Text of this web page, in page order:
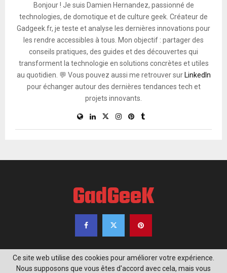
Bonjour ! Je suis Damien Hernandez, passionné de
technologies, de domotique et de culture geek. Créateur de
Gadgeek.fr, je teste et analyse les dernières innovations pour
les rendre accessibles à tous. Mon objectif : partager des
conseils pratiques, des guides et des découvertes qui
transforment la technologie en solutions concrètes et utiles
au quotidien. 💬 Vous pouvez aussi me retrouver surLinkedIn
pour échanger autour des dernières tendances tech et
projets innovants.
GadGeeK
Ce site web utilise des cookies pour améliorer votre expérience.
Nous supposons que vous êtes d'accord avec cela, mais vous